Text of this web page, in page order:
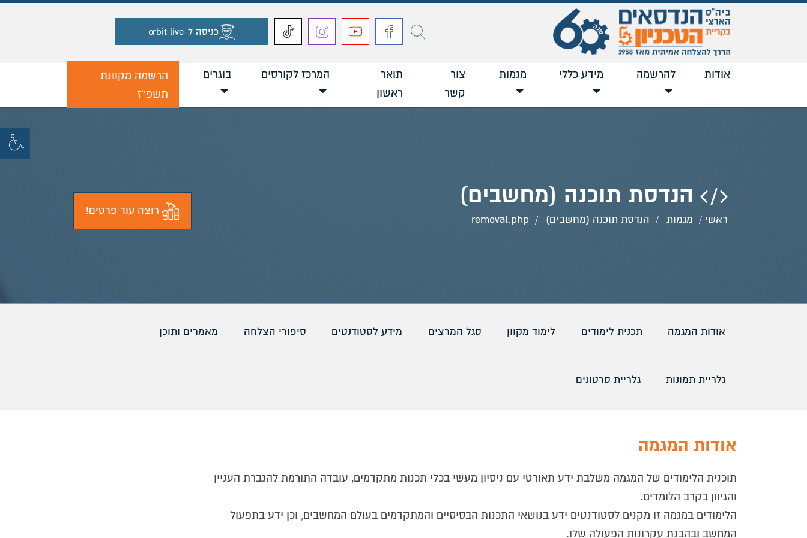
חפש
כניסה ל-orbit live
אודות להרשמה מידע כללי מגמות
צור
קשר
תואר
ראשון
המרכז לקורסים בוגרים
הרשמה מקוונת
תשפ''ז
הנדסת תוכנה (מחשבים)
ראשי מגמות הנדסת תוכנה (מחשבים) removal.php
רוצה עוד פרטים!
אודות המגמה תכנית לימודים לימוד מקוון סגל המרצים מידע לסטודנטים סיפורי הצלחה מאמרים ותוכן
גלריית תמונות גלריית סרטונים
אודות המגמה
תוכנית הלימודים של המגמה משלבת ידע תאורטי עם ניסיון מעשי בכלי תכנות מתקדמים, עובדה התורמת להגברת העניין
והגיוון בקרב הלומדים.
הלימודים במגמה זו מקנים לסטודנטים ידע בנושאי התכנות הבסיסיים והמתקדמים בעולם המחשבים, וכן ידע בתפעול
המחשב ובהבנת עקרונות הפעולה שלו.